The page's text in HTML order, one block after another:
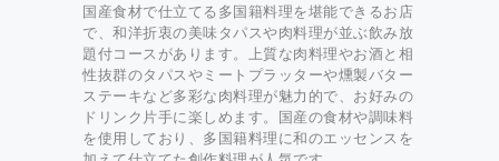
国産食材で仕立てる多国籍料理を堪能できるお店
で、和洋折衷の美味タパスや肉料理が並ぶ飲み放
題付コースがあります。上質な肉料理やお酒と相
性抜群のタパスやミートプラッターや燻製バター
ステーキなど多彩な肉料理が魅力的で、お好みの
ドリンク片手に楽しめます。国産の食材や調味料
を使用しており、多国籍料理に和のエッセンスを